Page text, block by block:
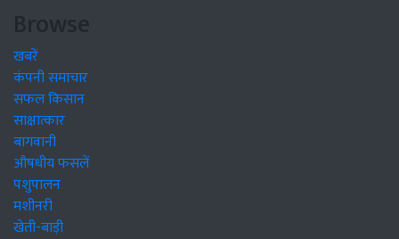
Browse
खबरें
कंपनी समाचार
सफल किसान
साक्षात्कार
बागवानी
औषधीय फसलें
पशुपालन
मशीनरी
खेती-बाड़ी